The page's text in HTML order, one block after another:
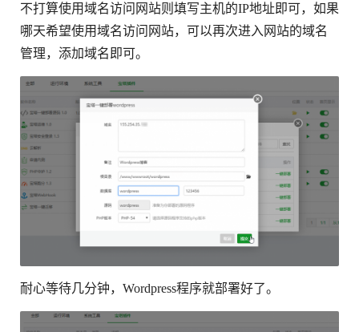
不打算使用域名访问网站则填写主机的IP地址即可，如果
哪天希望使用域名访问网站，可以再次进入网站的域名
管理，添加域名即可。
耐心等待几分钟，Wordpress程序就部署好了。